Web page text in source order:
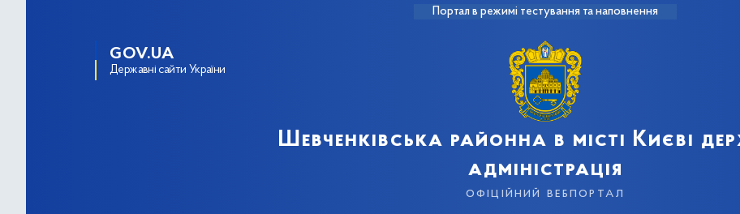
Портал в режимі тестування та наповнення
GOV.UA
Державні сайти України
Шевченківська районна в місті Києві
адміністрація
офіційний вебпортал